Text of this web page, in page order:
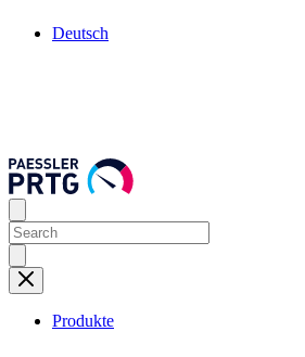
Deutsch
Produkte